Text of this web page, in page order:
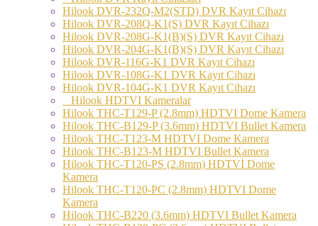
Hilook DVR-232Q-M2(STD) DVR Kayıt Cihazı
Hilook DVR-208Q-K1(S) DVR Kayıt Cihazı
Hilook DVR-208G-K1(B)(S) DVR Kayıt Cihazı
Hilook DVR-204G-K1(B)(S) DVR Kayıt Cihazı
Hilook DVR-116G-K1 DVR Kayıt Cihazı
Hilook DVR-108G-K1 DVR Kayıt Cihazı
Hilook DVR-104G-K1 DVR Kayıt Cihazı
Hilook HDTVI Kameralar
Hilook THC-T129-P (2.8mm) HDTVI Dome Kamera
Hilook THC-B129-P (3.6mm) HDTVI Bullet Kamera
Hilook THC-T123-M HDTVI Dome Kamera
Hilook THC-B123-M HDTVI Bullet Kamera
Hilook THC-T120-PS (2.8mm) HDTVİ Dome
Kamera
Hilook THC-T120-PC (2.8mm) HDTVI Dome
Kamera
Hilook THC-B220 (3.6mm) HDTVI Bullet Kamera